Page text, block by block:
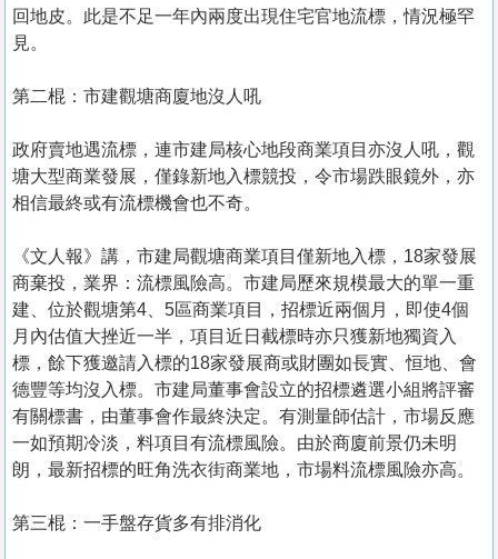
回地皮。此是不足一年內兩度出現住宅官地流標，情況極罕
見。
第二棍：市建觀塘商廈地沒人吼
政府賣地遇流標，連市建局核心地段商業項目亦沒人吼，觀
塘大型商業發展，僅錄新地入標競投，令市場跌眼鏡外，亦
相信最終或有流標機會也不奇。
《文人報》講，市建局觀塘商業項目僅新地入標，18家發展
商棄投，業界：流標風險高。市建局歷來規模最大的單一重
建、位於觀塘第4、5區商業項目，招標近兩個月，即使4個
月內估值大挫近一半，項目近日截標時亦只獲新地獨資入
標，餘下獲邀請入標的18家發展商或財團如長實、恒地、會
德豐等均沒入標。市建局董事會設立的招標遴選小組將評審
有關標書，由董事會作最終決定。有測量師估計，市場反應
一如預期冷淡，料項目有流標風險。由於商廈前景仍未明
朗，最新招標的旺角洗衣街商業地，市場料流標風險亦高。
第三棍：一手盤存貨多有排消化